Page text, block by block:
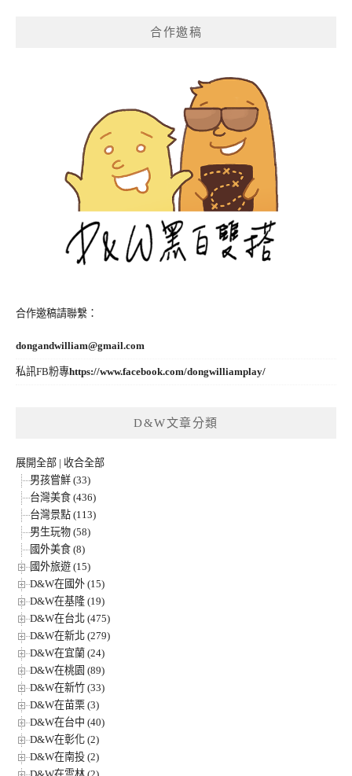
合作邀稿
合作邀稿請聯繫：
dongandwilliam@gmail.com
私訊FB粉專https://www.facebook.com/dongwilliamplay/
D&W文章分類
展開全部 | 收合全部
男孩嘗鮮 (33)
台灣美食 (436)
台灣景點 (113)
男生玩物 (58)
國外美食 (8)
國外旅遊 (15)
D&W在國外 (15)
D&W在基隆 (19)
D&W在台北 (475)
D&W在新北 (279)
D&W在宜蘭 (24)
D&W在桃園 (89)
D&W在新竹 (33)
D&W在苗栗 (3)
D&W在台中 (40)
D&W在彰化 (2)
D&W在南投 (2)